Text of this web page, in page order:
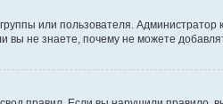
или пользователя.
не знаете, почему не можете